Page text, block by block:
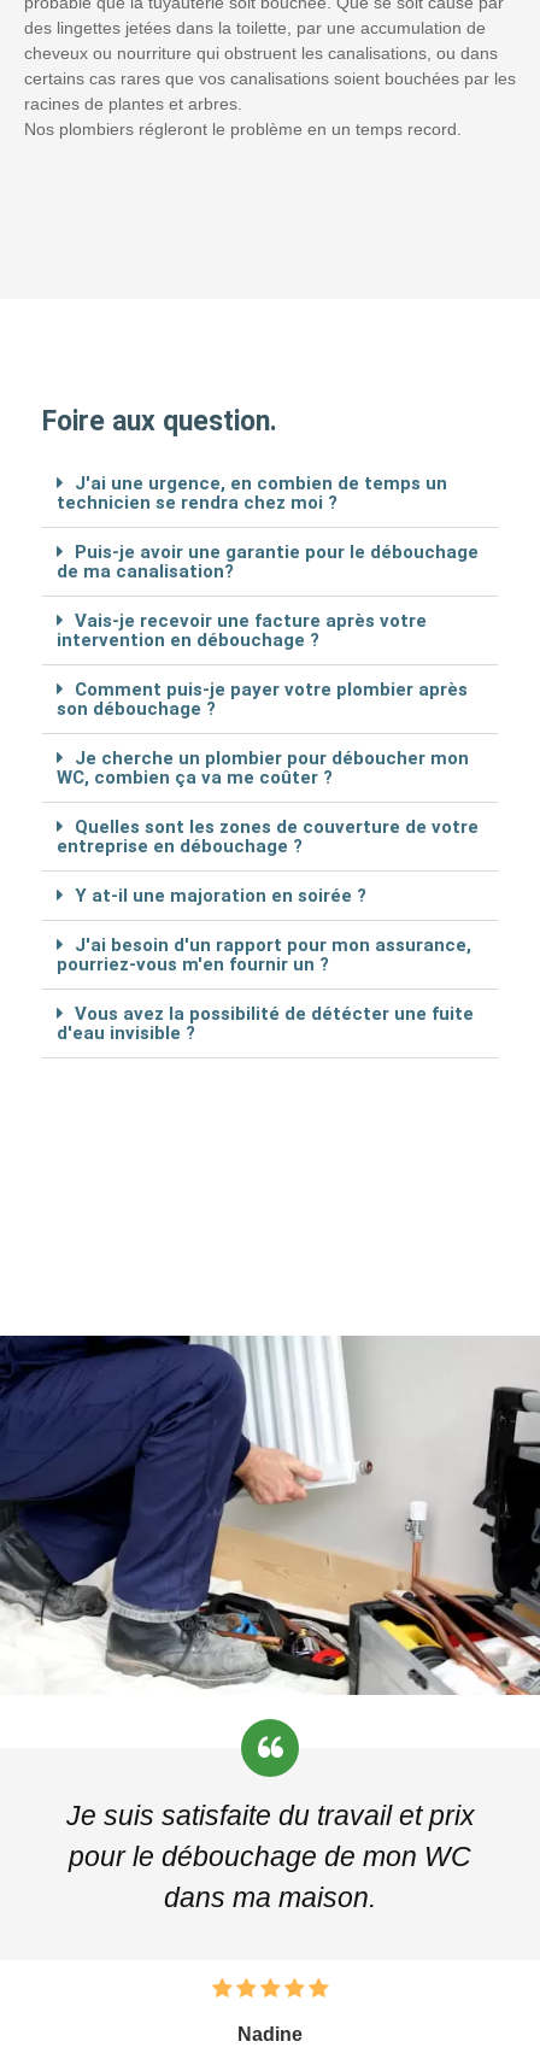
des lingettes jetées dans la toilette, par une accumulation de
cheveux ou nourriture qui obstruent les canalisations, ou dans
certains cas rares que vos canalisations soient bouchées par les
racines de plantes et arbres.
Nos plombiers régleront le problème en un temps record.
Foire aux question.
J'ai une urgence, en combien de temps un
technicien se rendra chez moi ?
Puis-je avoir une garantie pour le débouchage
de ma canalisation?
Vais-je recevoir une facture après votre
intervention en débouchage ?
Comment puis-je payer votre plombier après
son débouchage ?
Je cherche un plombier pour déboucher mon
WC, combien ça va me coûter ?
Quelles sont les zones de couverture de votre
entreprise en débouchage ?
Y at-il une majoration en soirée ?
J'ai besoin d'un rapport pour mon assurance,
pourriez-vous m'en fournir un ?
Vous avez la possibilité de détécter une fuite
d'eau invisible ?
Je suis satisfaite du travail et prix
pour le débouchage de mon WC
dans ma maison.
Nadine